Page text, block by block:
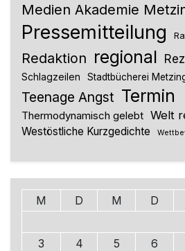
Medien Akademie
Pressemitteilung
Redaktion regional
Schlagzeilen Stadtbücherei
Teenage Angst Termin
Thermodynamisch gelebt Welt
Westöstliche Kurzgedichte
M D M D
3
4 5 6